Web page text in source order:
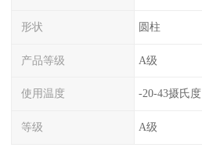
形状 圆柱
产品等级 A级
使用温度 -20-43摄氏度
等级 A级